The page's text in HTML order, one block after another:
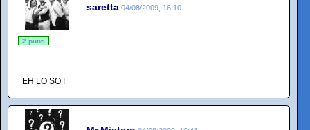
saretta 04/08/2009, 16:10
2 punti
EH LO SO !